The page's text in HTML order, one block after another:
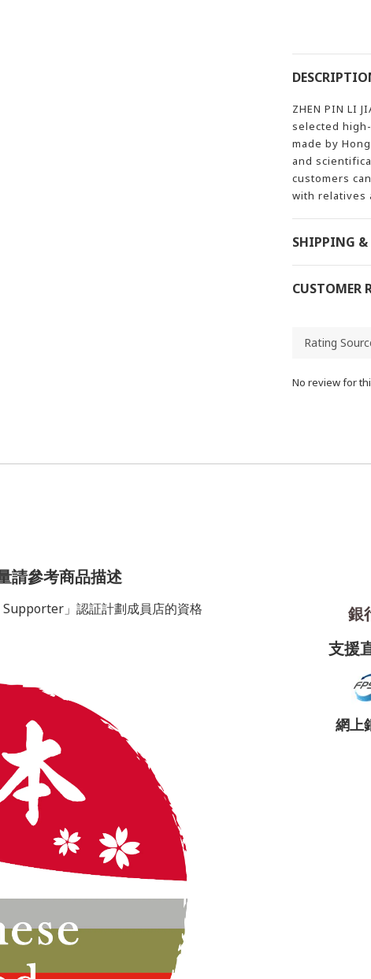
ZHEN PIN LI
selected
made by
and
customers
with relatives
SHIPPING &
CUSTOMER
No review for
請參考商品描述
Supporter」認証計劃成員店的資格
銀
支援
網上